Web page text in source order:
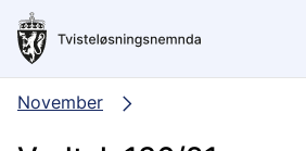
Hopp
hovedinnhold
November